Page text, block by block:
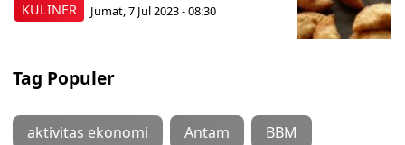
KULINER Jumat, 7 Jul 2023 - 08:30
Tag Populer
aktivitas ekonomi Antam BBM